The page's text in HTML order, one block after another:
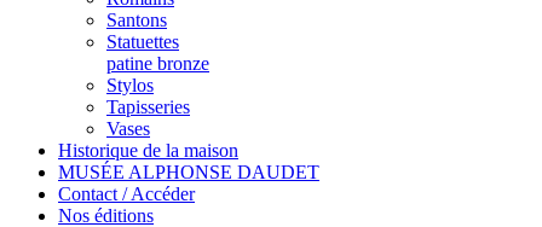
Santons
Statuettes
patine bronze
Stylos
Tapisseries
Vases
Historique de la maison
MUSÉE ALPHONSE DAUDET
Contact / Accéder
Nos éditions